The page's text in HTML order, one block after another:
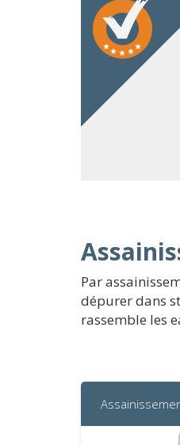
Par
dépurer dans
rassemble les